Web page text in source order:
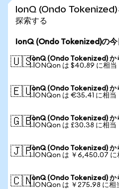
IonQ (Ondo Tokenized)
探索する
IonQ (Ondo Tokenized)の
🇺🇸IonQ (Ondo Tokenized) か
1 IONQon は $40.89 に相当
🇪🇺IonQ (Ondo Tokenized) か
1 IONQon は €35.41 に相当
🇬🇧IonQ (Ondo Tokenized) か
1 IONQon は £30.38 に相当
🇯🇵IonQ (Ondo Tokenized) か
1 IONQon は ￥6,450.07 に
🇨🇳IonQ (Ondo Tokenized) か
1 IONQon は ￥275.98 に相